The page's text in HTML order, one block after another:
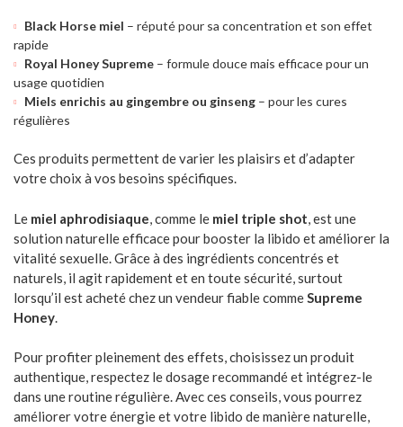
Black Horse miel – réputé pour sa concentration et son effet
rapide
Royal Honey Supreme – formule douce mais efficace pour un
usage quotidien
Miels enrichis au gingembre ou ginseng – pour les cures
régulières
Ces produits permettent de varier les plaisirs et d’adapter
votre choix à vos besoins spécifiques.
Le miel aphrodisiaque , comme le miel triple shot , est une
solution naturelle efficace pour booster la libido et améliorer la
vitalité sexuelle. Grâce à des ingrédients concentrés et
naturels, il agit rapidement et en toute sécurité, surtout
lorsqu’il est acheté chez un vendeur fiable comme Supreme
Honey
Pour profiter pleinement des effets, choisissez un produit
authentique, respectez le dosage recommandé et intégrez-le
dans une routine régulière. Avec ces conseils, vous pourrez
améliorer votre énergie et votre libido de manière naturelle,